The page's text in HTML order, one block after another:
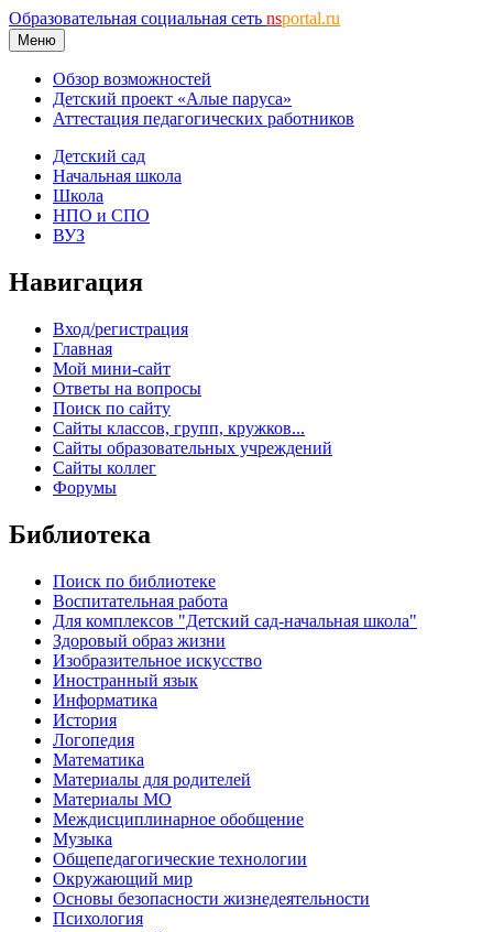
Образовательная социальная сеть nsportal.ru
Меню
Обзор возможностей
Детский проект «Алые паруса»
Аттестация педагогических работников
Детский сад
Начальная школа
Школа
НПО и СПО
ВУЗ
Навигация
Вход/регистрация
Главная
Мой мини-сайт
Ответы на вопросы
Поиск по сайту
Сайты классов, групп, кружков...
Сайты образовательных учреждений
Сайты коллег
Форумы
Библиотека
Поиск по библиотеке
Воспитательная работа
Для комплексов "Детский сад-начальная школа"
Здоровый образ жизни
Изобразительное искусство
Иностранный язык
Информатика
История
Логопедия
Математика
Материалы для родителей
Материалы МО
Междисциплинарное обобщение
Музыка
Общепедагогические технологии
Окружающий мир
Основы безопасности жизнедеятельности
Психология